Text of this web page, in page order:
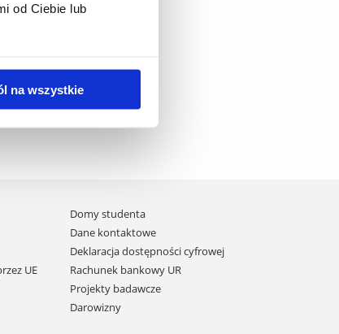
od Ciebie lub
na wszystkie
UE
Domy studenta
Dane kontaktowe
Deklaracja dostępności cyfrowej
Rachunek bankowy UR
Projekty badawcze
Darowizny